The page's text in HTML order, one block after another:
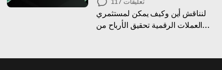
لنناقش أين وكيف يمكن لمستثمري
العملات الرقمية تحقيق الأرباح من